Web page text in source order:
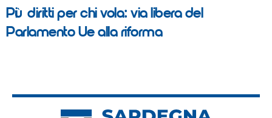
Più diritti per chi vola: via libera del
Parlamento Ue alla riforma